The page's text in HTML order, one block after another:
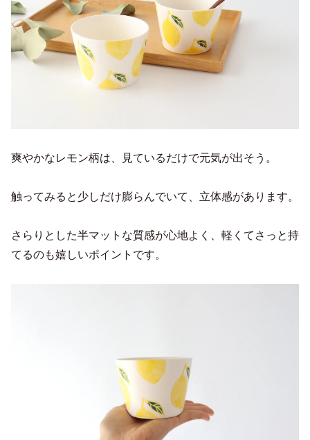
爽やかなレモン柄は、見ているだけで元気が出そう。
触ってみると少しだけ膨らんでいて、立体感があります。
さらりとした半マットな質感が心地よく、軽くてさっと持
てるのも嬉しいポイントです。